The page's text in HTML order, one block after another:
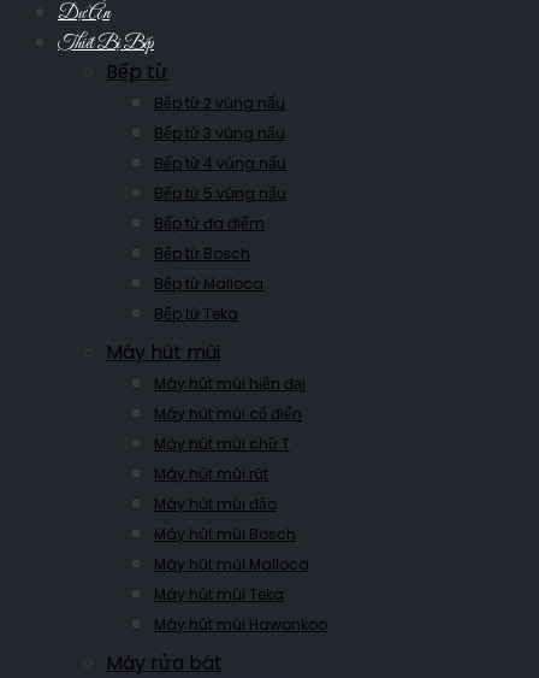
Dự Án
Thiết Bị Bếp
Bếp từ
Bếp từ 2 vùng nấu
Bếp từ 3 vùng nấu
Bếp từ 4 vùng nấu
Bếp từ 5 vùng nấu
Bếp từ đa điểm
Bếp từ Bosch
Bếp từ Malloca
Bếp từ Teka
Máy hút mùi
Máy hút mùi hiện đại
Máy hút mùi cổ điển
Máy hút mùi chữ T
Máy hút mùi rút
Máy hút mùi đảo
Máy hút mùi Bosch
Máy hút mùi Malloca
Máy hút mùi Teka
Máy hút mùi Hawonkoo
Máy rửa bát